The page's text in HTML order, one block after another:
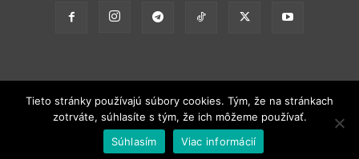
2012 - 2022 Obsah stránok je možné s funkčným odkazom na pôvodný
zdroj ďalej nekomerčne šíriť.
Tieto stránky používajú súbory cookies. Tým, že na stránkach
zotrváte, súhlasíte s tým, že ich môžeme používať.
Súhlasím
Viac informácií